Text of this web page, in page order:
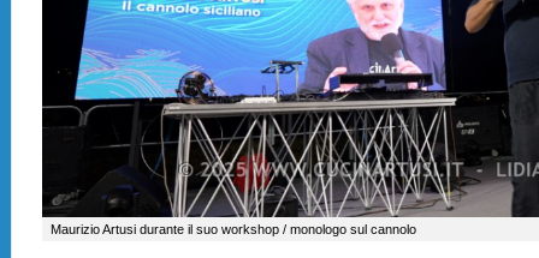
Maurizio Artusi durante il suo workshop / monologo sul cannolo